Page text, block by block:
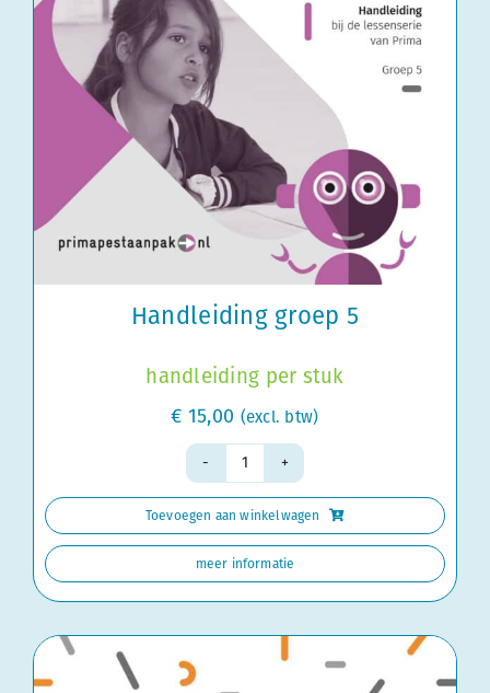
Handleiding groep 5
handleiding per stuk
€ 15,00 (excl. btw)
Handleiding
groep
Toevoegen aan winkelwagen
meer informatie